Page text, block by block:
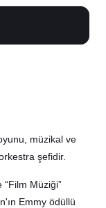
müzikal ve
şefidir.
Müziği”
Emmy ödüllü